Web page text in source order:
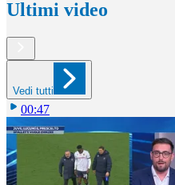
Ultimi video
Vedi tutti
00:47